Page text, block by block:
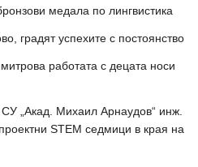
медала по лингвистика
градят успехите с постоянство
работата с децата носи
„Акад. Михаил Арнаудов“ инж.
STEM седмици в края на